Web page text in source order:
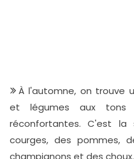
À l'automne, on trouve
et légumes aux tons
réconfortantes. C'est la
courges, des pommes,
champignons et des choux.